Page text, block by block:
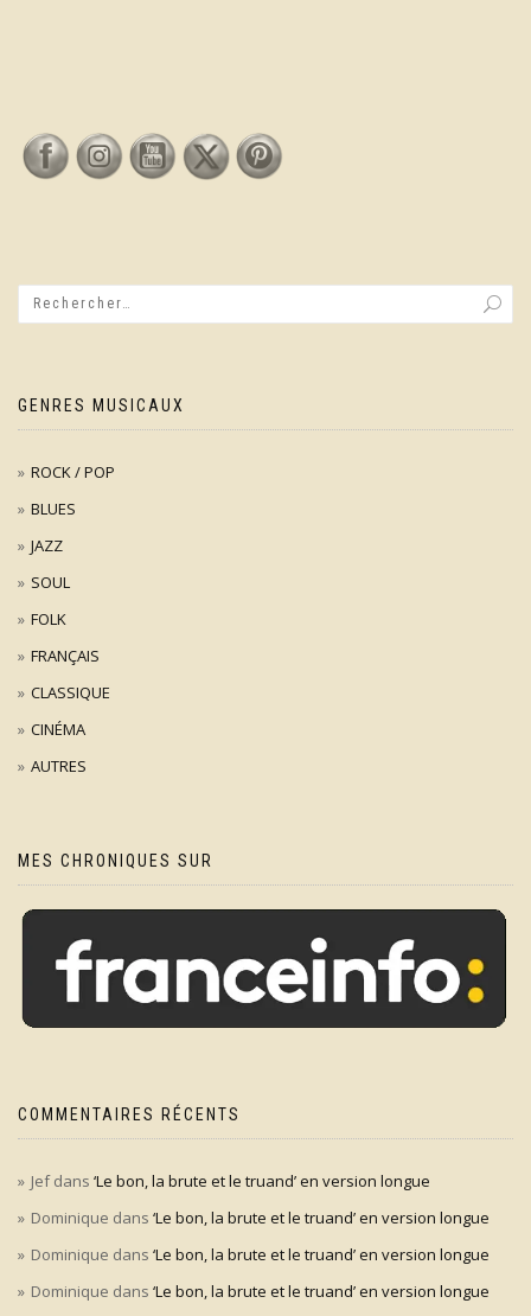
GENRES MUSICAUX
ROCK / POP
BLUES
JAZZ
SOUL
FOLK
FRANÇAIS
CLASSIQUE
CINÉMA
AUTRES
MES CHRONIQUES SUR
COMMENTAIRES RÉCENTS
Jefdans ‘Le bon, la brute et le truand’ en version longue
Dominique dans ‘Le bon, la brute et le truand’ en version longue
Dominique dans ‘Le bon, la brute et le truand’ en version longue
Dominique dans ‘Le bon, la brute et le truand’ en version longue